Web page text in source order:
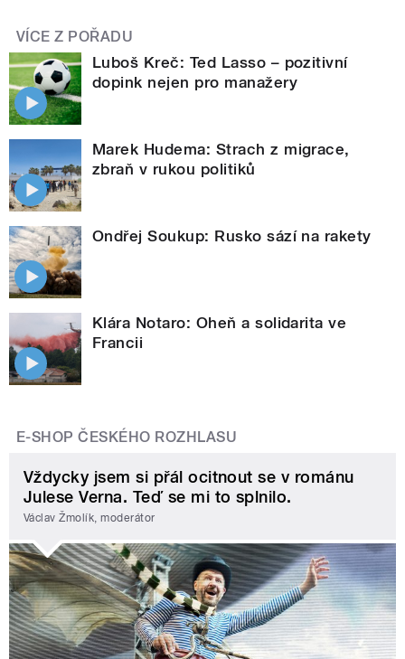
VÍCE Z POŘADU
Luboš Kreč: Ted Lasso – pozitivní
dopink nejen pro manažery
Marek Hudema: Strach z migrace,
zbraň v rukou politiků
Ondřej Soukup: Rusko sází na rakety
Klára Notaro: Oheň a solidarita ve
Francii
E-SHOP ČESKÉHO ROZHLASU
Vždycky jsem si přál ocitnout se v románu
Julese Verna. Teď se mi to splnilo.
Václav Žmolík, moderátor